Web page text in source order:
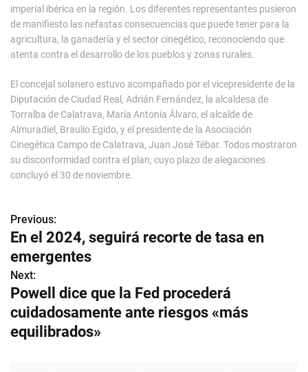
imperial ibérica en la región. Los diferentes representantes pusieron
de manifiesto las nefastas consecuencias que puede tener para la
agricultura, la ganadería y el sector cinegético, reconociendo que
atenta contra el desarrollo de los pueblos y zonas rurales.
El concejal solanero estuvo acompañado por el vicepresidente de la
Diputación de Ciudad Real, Adrián Fernández, la alcaldesa de
Torralba de Calatrava, María Antonia Álvaro, el alcalde de
Almuradiel, Braulio Egido, y el presidente de la Asociación
Cinegética Campo de Calatrava, Juan José Tébar. Todos mostraron
su disconformidad contra el plan, cuyo plazo de alegaciones
concluyó el 30 de noviembre.
N
a
v
e
g
Previous:
En el 2024, seguirá recorte de tasa en
emergentes
Next:
Powell dice que la Fed procederá
cuidadosamente ante riesgos «más
equilibrados»